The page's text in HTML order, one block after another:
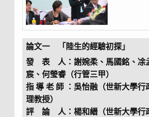
論文一 「陸生的經驗初探」
發 表 人：謝婉柔、馬國銘、凃
宸、何瑩睿（行管三甲）
指 導 老 師 ：吳怡融（世新大學行
理教授）
評 論 人：楊和縉（世新大學行